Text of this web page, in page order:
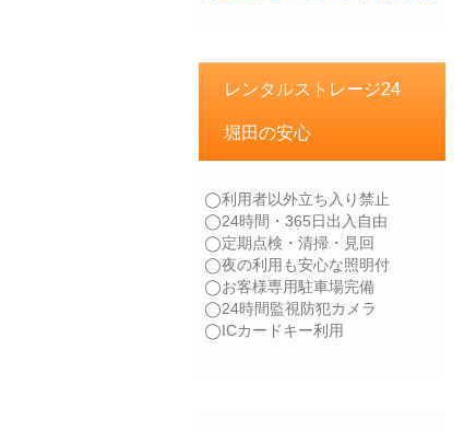
レンタルストレージ24
堀田の安心
◯利用者以外立ち入り禁止
◯24時間・365日出入自由
◯定期点検・清掃・見回
◯夜の利用も安心な照明付
◯お客様専用駐車場完備
◯24時間監視防犯カメラ
◯ICカードキー利用